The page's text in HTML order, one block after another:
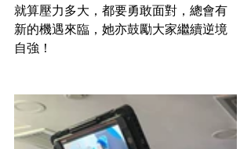
就算壓力多大，都要勇敢面對，總會有
新的機遇來臨，她亦鼓勵大家繼續逆境
自強！